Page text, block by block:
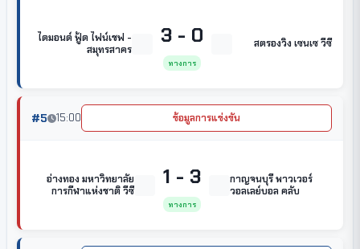
ไดมอนด์ ฟู้ด ไฟน์เชฟ -
สมุทรสาคร
3 - 0
ทางการ
สตรองวิง เซนเซ วีซี
#5 15:00 ข้อมูลการแข่งขัน
อ่างทอง มหาวิทยาลัย
การกีฬาแห่งชาติ วีซี
1 - 3
ทางการ
กาญจนบุรี พาวเวอร์
วอลเลย์บอล คลับ